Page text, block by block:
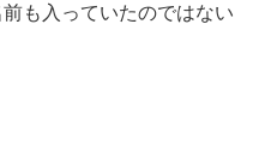
も入っていたのではない